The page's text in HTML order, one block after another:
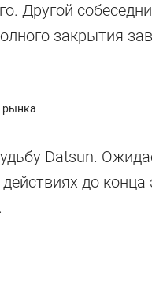
Другой
закрытия
рынка
Datsun.
до конца